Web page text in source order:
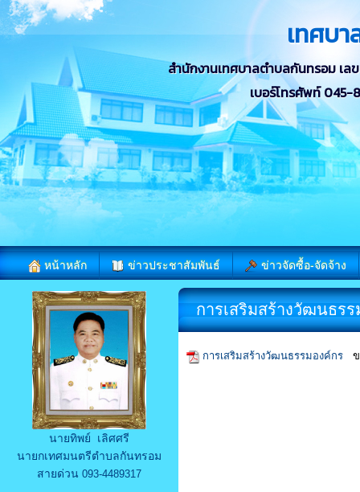
เทศบ
สำนักงานเทศบาลตำบลกันทรอม เ
เบอร์โทรศัพท์
หน้าหลัก ข่าวประชาสัมพันธ์ ข่าวจัดซื้อ-จัดจ้าง
นายทิพย์ เลิศศรี
นายกเทศมนตรีตำบลกันทรอม
สายด่วน 093-4489317
การเสริมสร้างวัฒนธร
การเสริมสร้างวัฒนธรรมองค์กร